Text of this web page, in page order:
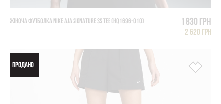
ЖІНОЧА ФУТБОЛКА NIKE AJA SIGNATURE SS TEE (HQ1696-010) 1 830 грн
2 620 грн
ПРОДАНО